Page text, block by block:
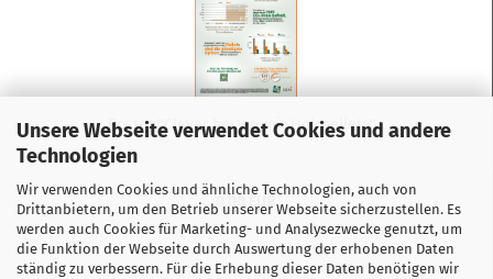
Unsere Webseite verwendet Cookies und andere
Technologien
Wir verwenden Cookies und ähnliche Technologien, auch von
Drittanbietern, um den Betrieb unserer Webseite sicherzustellen. Es
werden auch Cookies für Marketing- und Analysezwecke genutzt, um
die Funktion der Webseite durch Auswertung der erhobenen Daten
ständig zu verbessern. Für die Erhebung dieser Daten benötigen wir
Poster "Clever heizen mit Holzpellets"...